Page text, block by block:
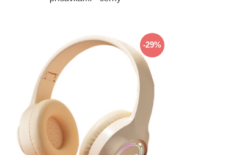
ZOBRAZIT
-29%